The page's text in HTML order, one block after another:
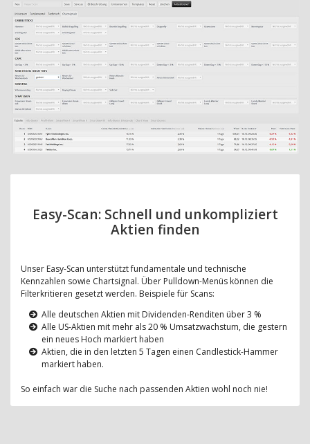
Easy-Scan: Schnell und unkompliziert
Aktien finden
Unser Easy-Scan unterstützt fundamentale und technische
Kennzahlen sowie Chartsignal. Über Pulldown-Menüs können die
Filterkritieren gesetzt werden. Beispiele für Scans:
Alle deutschen Aktien mit Dividenden-Renditen über 3 %
Alle US-Aktien mit mehr als 20 % Umsatzwachstum, die gestern
ein neues Hoch markiert haben
Aktien, die in den letzten 5 Tagen einen Candlestick-Hammer
markiert haben.
So einfach war die Suche nach passenden Aktien wohl noch nie!